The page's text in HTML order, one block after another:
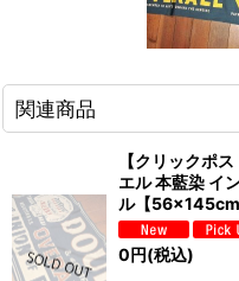
関連商品
【クリックポ
エル 本藍染 イ
ル【56×145cm
0 円(税込)